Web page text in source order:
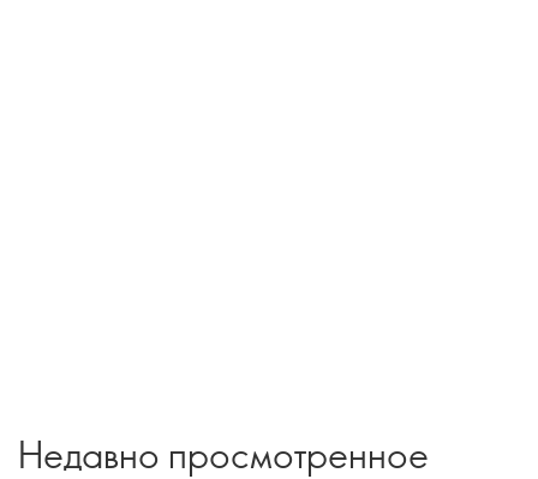
Недавно просмотренное